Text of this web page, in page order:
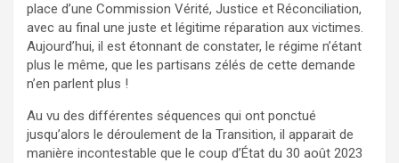
place d’une Commission Vérité, Justice et Réconciliation,
avec au final une juste et légitime réparation aux victimes.
Aujourd’hui, il est étonnant de constater, le régime n’étant
plus le même, que les partisans zélés de cette demande
n’en parlent plus !
Au vu des différentes séquences qui ont ponctué
jusqu’alors le déroulement de la Transition, il apparait de
manière incontestable que le coup d’État du 30 août 2023